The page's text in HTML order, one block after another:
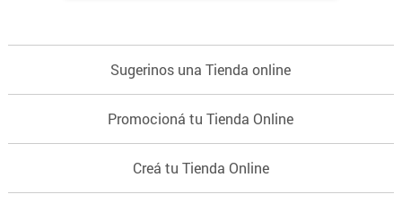
Sugerinos una Tienda online
Promocioná tu Tienda Online
Creá tu Tienda Online